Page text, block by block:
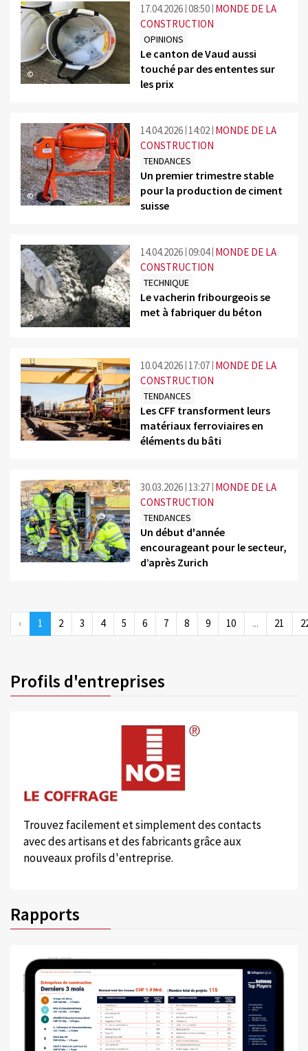
©
17.04.2026 08:50 MONDE DE LA
CONSTRUCTION
OPINIONS
Le canton de Vaud aussi
touché par des ententes sur
les prix
©
14.04.2026 14:02 MONDE DE LA
CONSTRUCTION
TENDANCES
Un premier trimestre stable
pour la production de ciment
suisse
©
14.04.2026 09:04 MONDE DE LA
CONSTRUCTION
TECHNIQUE
Le vacherin fribourgeois se
met à fabriquer du béton
©
10.04.2026 17:07 MONDE DE LA
CONSTRUCTION
TENDANCES
Les CFF transforment leurs
matériaux ferroviaires en
éléments du bâti
©
30.03.2026 13:27 MONDE DE LA
CONSTRUCTION
TENDANCES
Un début d'année
encourageant pour le secteur,
d’après Zurich
‹ 1 2 3 4 5 6 7 8 9 10 ... 21
Profils d'entreprises
Trouvez facilement et simplement des contacts
avec des artisans et des fabricants grâce aux
nouveaux profils d'entreprise.
Rapports